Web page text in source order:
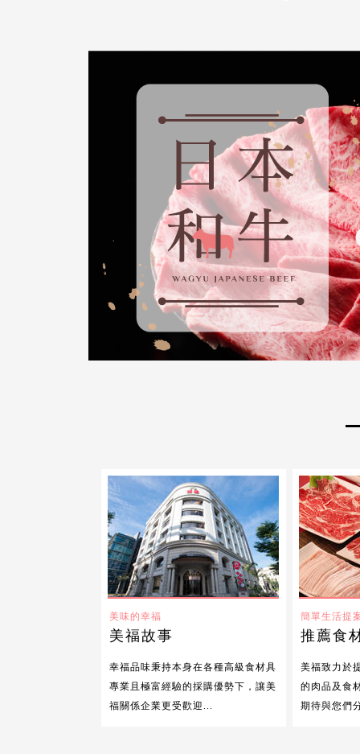
美味的幸福
美福故事
幸福品味秉持本身在各種高級食材具
專業且極富經驗的採購優勢下，讓美
福關係企業更受歡迎...
簡單生活提
推薦食
美福致力於
的肉品及食
期待與您們